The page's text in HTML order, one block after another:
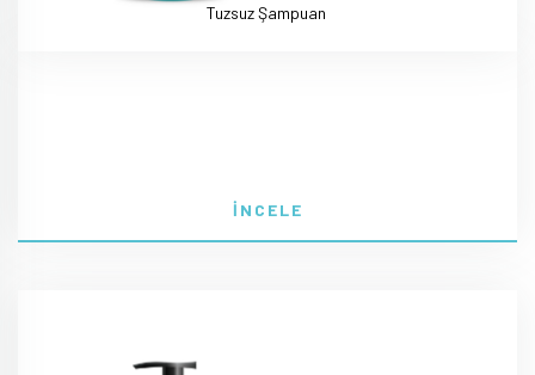
Tuzsuz Şampuan
İNCELE